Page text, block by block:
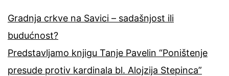
Gradnja crkve na Savici – sadašnjost ili
budućnost?
Predstavljamo knjigu Tanje Pavelin “Poništenje
presude protiv kardinala bl. Alojzija Stepinca”